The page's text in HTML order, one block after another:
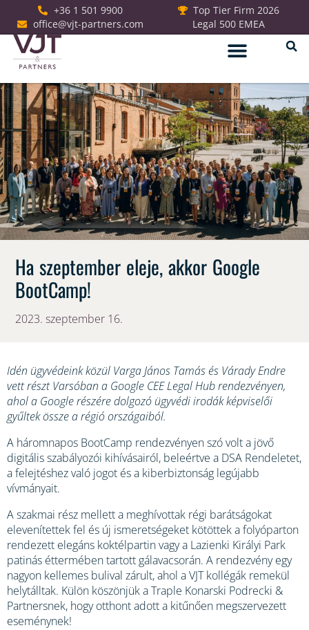
+36 1 501 9900
office@vjt-partners.com
Top Tier Firm 2026
Legal 500 EMEA
Ha szeptember eleje, akkor Google
BootCamp!
2023. szeptember 16.
Idén ügyvédeink közül Varga János Tamás és Várady Endre
vett részt Varsóban a Google CEE Legal Hub rendezvényen,
ahol a Google részére dolgozó ügyvédi irodák képviselői
gyűltek össze a régió országaiból.
A háromnapos BootCamp rendezvényen szó volt a jövő
digitális szabályozói kihívásairól, beleértve a DSA Rendeletet,
a felejtéshez való jogot és a kiberbiztonság legújabb
vívmányait.
A szakmai rész mellett a meghívottak régi barátságokat
elevenítettek fel és új ismeretségeket kötöttek a folyóparton
rendezett elegáns koktélpartin vagy a Lazienki Királyi Park
patinás éttermében tartott gálavacsorán. A rendezvény egy
nagyon kellemes bulival zárult, ahol a VJT kollégák remekül
helytálltak. Külön köszönjük a Traple Konarski Podrecki &
Partnersnek, hogy otthont adott a kitűnően megszervezett
eseménynek!